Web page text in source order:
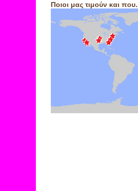
Ποιοι μας τιμούν και